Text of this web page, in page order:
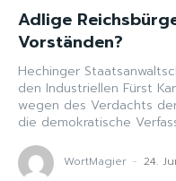
Adlige
Vorständen?
Hechinger
den Industriellen Fürst
wegen des Verdachts
die demokratische
WortMagier - 24.